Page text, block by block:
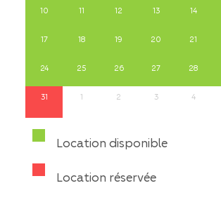
10 11 12 13 14
17 18 19 20 21
24 25 26 27 28
31 1 2 3 4
Location disponible
Location réservée